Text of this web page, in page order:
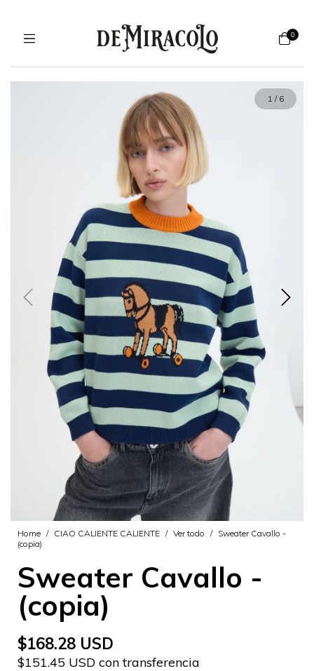
0
1 / 6
Home / CIAO CALIENTE CALIENTE / Ver todo / Sweater Cavallo -
(copia)
Sweater Cavallo -
(copia)
$168.28 USD
$151.45 USD con transferencia